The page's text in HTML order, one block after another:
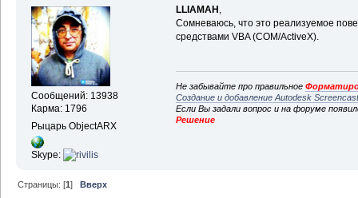
Сообщений: 13938
Карма: 1796
Рыцарь ObjectARX
Skype:
LLIAMAH ,
Сомневаюсь, что это реализуемое
средствами VBA (COM/ActiveX).
Не забывайте про правильное
Создание и добавление Autodesk
Если Вы задали вопрос и на форуме
Решение
Страницы: [1]Вверх